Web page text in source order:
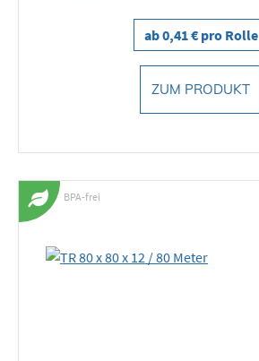
ab 0,41 € pro Rolle
ZUM PRODUKT
BPA-frei